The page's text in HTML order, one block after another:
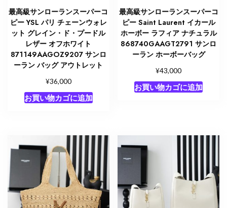
最高級サンローランスーパーコ
ピー YSL パリ チェーンウォレ
ット グレイン・ド・プードル
レザー オフホワイト
871149AAGOZ9207 サンロ
ーラン バッグ アウトレット
¥36,000
お買い物カゴに追加
最高級サンローランスーパーコ
ピー Saint Laurent イカール
ホーボー ラフィア ナチュラル
868740GAAGT2791 サンロ
ーラン ホーボーバッグ
¥43,000
お買い物カゴに追加